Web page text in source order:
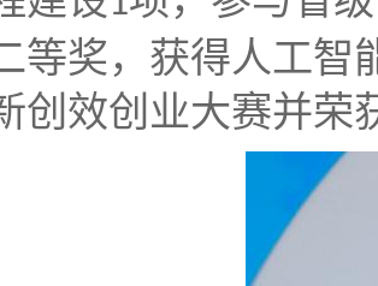
等奖，获得人工智
创效创业大赛并荣